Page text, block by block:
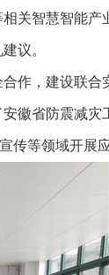
关智慧智能产
议。
作，建设联合
徽省防震减灾
传等领域开展应